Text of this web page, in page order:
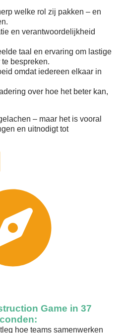
welke rol zij pakken – en
en verantwoordelijkheid
taal en ervaring om lastige
bespreken.
omdat iedereen elkaar in
over hoe het beter kan,
– maar het is vooral
en uitnodigt tot
Game in 37
hoe teams samenwerken